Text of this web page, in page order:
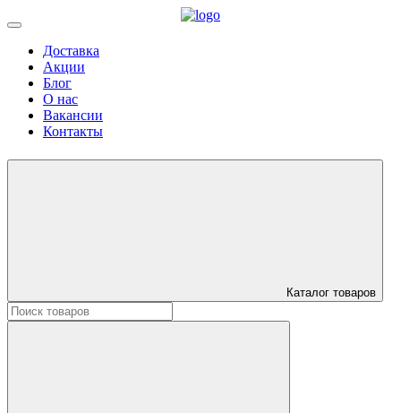
Доставка
Акции
Блог
О нас
Вакансии
Контакты
Каталог товаров
Искать: